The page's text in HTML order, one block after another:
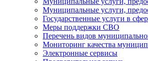
Муниципальные услуги,
Государственные услуги в
Меры поддержки СВО
Перечень видов
Мониторинг качества
Электронные сервисы